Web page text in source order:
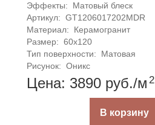
Эффекты:
Матовый блеск
Артикул: GT1206017202MDR
Материал:
Керамогранит
Размер: 60x120
Тип поверхности:
Матовая
Рисунок: Оникс
Цена: 3890 руб./м 2
В корзину